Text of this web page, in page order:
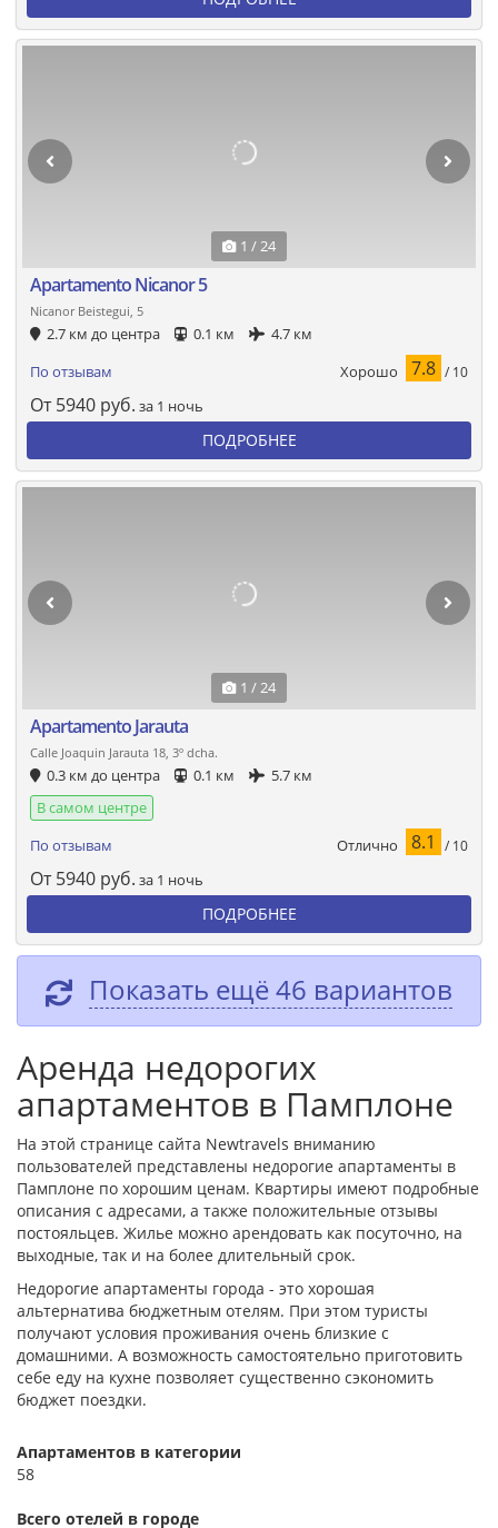
1 / 24
Apartamento Nicanor 5
Nicanor Beistegui, 5
2.7 км до центра 0.1 км
4.7 км
По отзывам
Хорошо 7.8 / 10
От 5940 руб. за 1 ночь
ПОДРОБНЕЕ
1 / 24
Apartamento Jarauta
Calle Joaquin Jarauta 18, 3º dcha.
0.3 км до центра 0.1 км
5.7 км
В самом центре
По отзывам
Отлично 8.1 / 10
От 5940 руб. за 1 ночь
ПОДРОБНЕЕ
Показать ещё 46 вариантов
Аренда недорогих
апартаментов в Памплоне
На этой странице сайта Newtravels вниманию
пользователей представлены недорогие апартаменты в
Памплоне по хорошим ценам. Квартиры имеют подробные
описания с адресами, а также положительные отзывы
постояльцев. Жилье можно арендовать как посуточно, на
выходные, так и на более длительный срок.
Недорогие апартаменты города - это хорошая
альтернатива бюджетным отелям. При этом туристы
получают условия проживания очень близкие с
домашними. А возможность самостоятельно приготовить
себе еду на кухне позволяет существенно сэкономить
бюджет поездки.
Апартаментов в категории
58
Всего отелей в городе